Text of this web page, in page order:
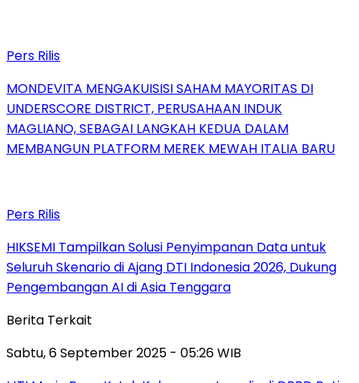
Pers Rilis
MONDEVITA MENGAKUISISI SAHAM MAYORITAS DI
UNDERSCORE DISTRICT, PERUSAHAAN INDUK
MAGLIANO, SEBAGAI LANGKAH KEDUA DALAM
MEMBANGUN PLATFORM MEREK MEWAH ITALIA BARU
Pers Rilis
HIKSEMI Tampilkan Solusi Penyimpanan Data untuk
Seluruh Skenario di Ajang DTI Indonesia 2026, Dukung
Pengembangan AI di Asia Tenggara
Berita Terkait
Sabtu, 6 September 2025 - 05:26 WIB